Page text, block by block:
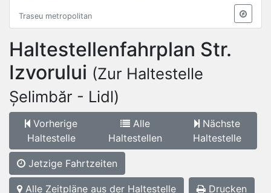
Traseu metropolitan
Haltestellenfahrplan Str.
Izvorului (Zur Haltestelle
Șelimbăr - Lidl)
Vorherige
Haltestelle
Alle
Haltestellen
Nächste
Haltestelle
Jetzige Fahrtzeiten
Alle Zeitpläne aus der Haltestelle Drucken